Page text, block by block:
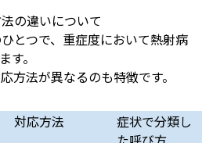
の違いについて
とつで、重症度において熱射病
。
方法が異なるのも特徴です。
対応方法
症状で分類し